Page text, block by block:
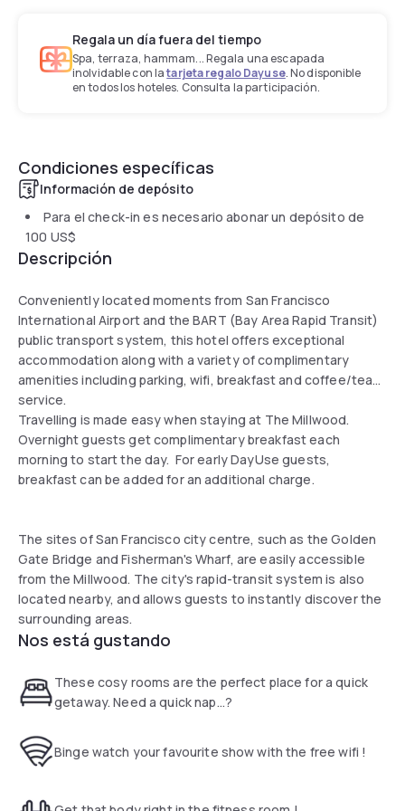
Regala un día fuera del tiempo
Spa, terraza, hammam... Regala una escapada
inolvidable con latarjeta regalo Dayuse. No disponible
en todos los hoteles. Consulta la participación.
Condiciones específicas
Información de depósito
Para el check-in es necesario abonar un depósito de
100 US$
Descripción
Conveniently located moments from San Francisco
International Airport and the BART (Bay Area Rapid Transit)
public transport system, this hotel offers exceptional
accommodation along with a variety of complimentary
amenities including parking, wifi, breakfast and coffee/tea
service.
Travelling is made easy when staying at The Millwood.
Overnight guests get complimentary breakfast each
morning to start the day. For early DayUse guests,
breakfast can be added for an additional charge.
The sites of San Francisco city centre, such as the Golden
Gate Bridge and Fisherman's Wharf, are easily accessible
from the Millwood. The city's rapid-transit system is also
located nearby, and allows guests to instantly discover the
surrounding areas.
Nos está gustando
These cosy rooms are the perfect place for a quick
getaway. Need a quick nap...?
Binge watch your favourite show with the free wifi !